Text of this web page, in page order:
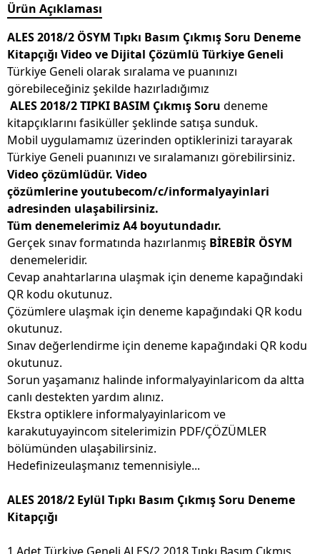
Ürün Açıklaması
ALES 2018/2 ÖSYM Tıpkı Basım Çıkmış Soru Deneme
Kitapçığı Video ve Dijital Çözümlü Türkiye Geneli
Türkiye Geneli olarak sıralama ve puanınızı
görebileceğiniz şekilde hazırladığımız
ALES 2018/2 TIPKI BASIM Çıkmış Soru deneme
kitapçıklarını fasiküller şeklinde satışa sunduk.
Mobil uygulamamız üzerinden optiklerinizi tarayarak
Türkiye Geneli puanınızı ve sıralamanızı görebilirsiniz.
Video çözümlüdür. Video
çözümlerine youtubecom/c/informalyayinlari
adresinden ulaşabilirsiniz.
Tüm denemelerimiz A4 boyutundadır.
Gerçek sınav formatında hazırlanmış BİREBİR ÖSYM
denemeleridir.
Cevap anahtarlarına ulaşmak için deneme kapağındaki
QR kodu okutunuz.
Çözümlere ulaşmak için deneme kapağındaki QR kodu
okutunuz.
Sınav değerlendirme için deneme kapağındaki QR kodu
okutunuz.
Sorun yaşamanız halinde informalyayinlaricom da altta
canlı destekten yardım alınız.
Ekstra optiklere informalyayinlaricom ve
karakutuyayincom sitelerimizin PDF/ÇÖZÜMLER
bölümünden ulaşabilirsiniz.
Hedefinizeulaşmanız temennisiyle...
ALES 2018/2 Eylül Tıpkı Basım Çıkmış Soru Deneme
Kitapçığı